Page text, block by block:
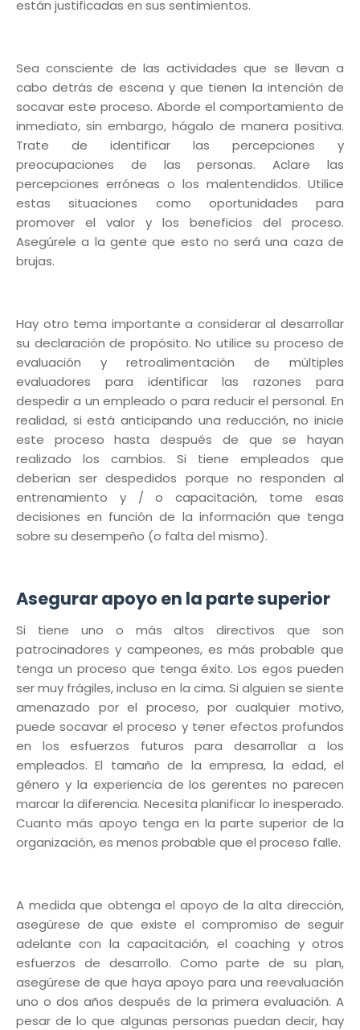
están justificadas en sus sentimientos.
Sea consciente de las actividades que se llevan a
cabo detrás de escena y que tienen la intención de
socavar este proceso. Aborde el comportamiento de
inmediato, sin embargo, hágalo de manera positiva.
Trate de identificar las percepciones y
preocupaciones de las personas. Aclare las
percepciones erróneas o los malentendidos. Utilice
estas situaciones como oportunidades para
promover el valor y los beneficios del proceso.
Asegúrele a la gente que esto no será una caza de
brujas.
Hay otro tema importante a considerar al desarrollar
su declaración de propósito. No utilice su proceso de
evaluación y retroalimentación de múltiples
evaluadores para identificar las razones para
despedir a un empleado o para reducir el personal. En
realidad, si está anticipando una reducción, no inicie
este proceso hasta después de que se hayan
realizado los cambios. Si tiene empleados que
deberían ser despedidos porque no responden al
entrenamiento y / o capacitación, tome esas
decisiones en función de la información que tenga
sobre su desempeño (o falta del mismo).
Asegurar apoyo en la parte superior
Si tiene uno o más altos directivos que son
patrocinadores y campeones, es más probable que
tenga un proceso que tenga éxito. Los egos pueden
ser muy frágiles, incluso en la cima. Si alguien se siente
amenazado por el proceso, por cualquier motivo,
puede socavar el proceso y tener efectos profundos
en los esfuerzos futuros para desarrollar a los
empleados. El tamaño de la empresa, la edad, el
género y la experiencia de los gerentes no parecen
marcar la diferencia. Necesita planificar lo inesperado.
Cuanto más apoyo tenga en la parte superior de la
organización, es menos probable que el proceso falle.
A medida que obtenga el apoyo de la alta dirección,
asegúrese de que existe el compromiso de seguir
adelante con la capacitación, el coaching y otros
esfuerzos de desarrollo. Como parte de su plan,
asegúrese de que haya apoyo para una reevaluación
uno o dos años después de la primera evaluación. A
pesar de lo que algunas personas puedan decir, hay